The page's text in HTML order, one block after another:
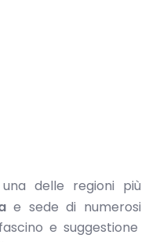
delle regioni più
e sede di numerosi
e suggestione